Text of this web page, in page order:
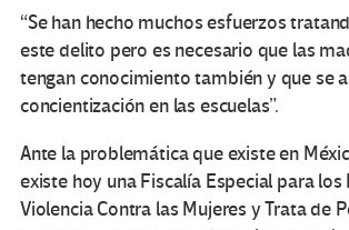
“Se han hecho muchos esfuerzos
este delito pero es necesario que las
tengan conocimiento también y que se
concientización en las escuelas”.
Ante la problemática que existe en
existe hoy una Fiscalía Especial para
Violencia Contra las Mujeres y Trata de